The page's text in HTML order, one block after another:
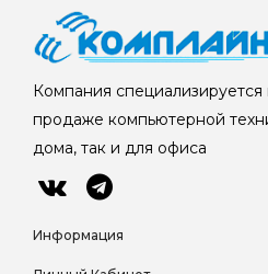
Компания
продаже компьютерной
дома, так и для офиса
Информация